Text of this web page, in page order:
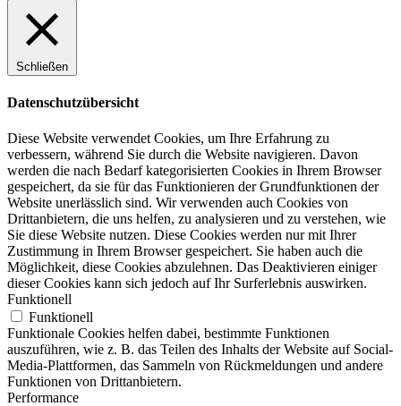
Schließen
Datenschutzübersicht
Diese Website verwendet Cookies, um Ihre Erfahrung zu
verbessern, während Sie durch die Website navigieren. Davon
werden die nach Bedarf kategorisierten Cookies in Ihrem Browser
gespeichert, da sie für das Funktionieren der Grundfunktionen der
Website unerlässlich sind. Wir verwenden auch Cookies von
Drittanbietern, die uns helfen, zu analysieren und zu verstehen, wie
Sie diese Website nutzen. Diese Cookies werden nur mit Ihrer
Zustimmung in Ihrem Browser gespeichert. Sie haben auch die
Möglichkeit, diese Cookies abzulehnen. Das Deaktivieren einiger
dieser Cookies kann sich jedoch auf Ihr Surferlebnis auswirken.
Funktionell
Funktionell
Funktionale Cookies helfen dabei, bestimmte Funktionen
auszuführen, wie z. B. das Teilen des Inhalts der Website auf Social-
Media-Plattformen, das Sammeln von Rückmeldungen und andere
Funktionen von Drittanbietern.
Performance